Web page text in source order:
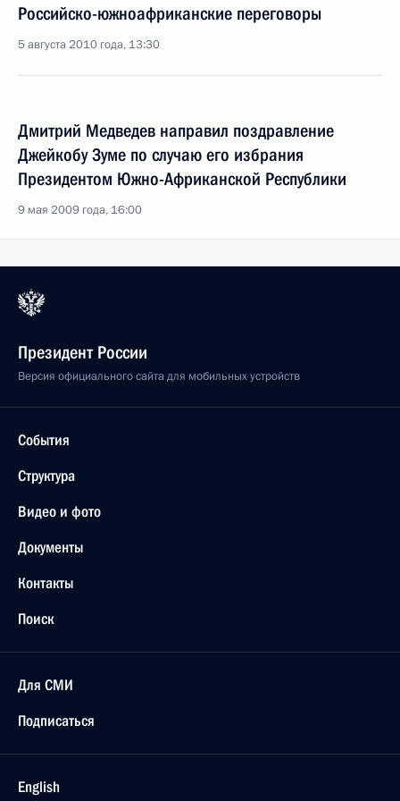
Российско-южноафриканские переговоры
5 августа 2010 года, 13:30
Дмитрий Медведев направил поздравление
Джейкобу Зуме по случаю его избрания
Президентом Южно-Африканской Республики
9 мая 2009 года, 16:00
Президент России
Версия официального сайта для мобильных устройств
События
Структура
Видео и фото
Документы
Контакты
Поиск
Для СМИ
Подписаться
English